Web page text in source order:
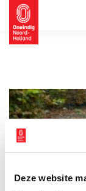
Deze website